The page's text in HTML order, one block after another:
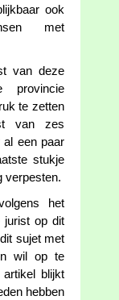
ook
met
van deze
provincie
te zetten
van zes
al een paar
stukje
verpesten.
het
jurist op dit
sujet met
wil op te
blijkt
hebben